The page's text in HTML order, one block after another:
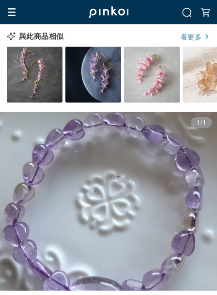
與此商品相似 看更多
1/1